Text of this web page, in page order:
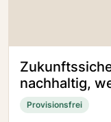
nachhaltig,
Provisionsfrei